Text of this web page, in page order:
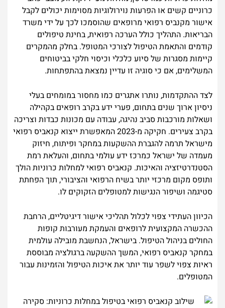
כרוניים קשים או הפרעות נוירולוגיות מסוימות יכולים לקבל
אישור מקנביס רפואי מרופאים שהוסמכו לכך על ידי משרד
הבריאות. התהליך כולל הערכה רפואית, בחינת טיפולים
קודמים והתאמת הטיפול לצורכי המטופל. בחלק מהמקרים
קיימות מסגרות של סיוע כלכלי וכיסוי חלקי בביטוחים
המשלימים, אם כי סוגיה זו עדיין נמצאת בהתפתחות.
לצד ההתקדמות, נותרו אתגרים כמו מחסור במומחים בעלי
ניסיון ארוך שנים בתחום, פערי ידע בקרב רופאים בקהילה
ושאלות מורכבות סביב נהיגה, עבודה עם מכונות כבדות וצריכה
בקרב צעירים. חקיקה מ-2023 המאפשרת ייצוא קנאביס רפואי
מישראל תרמה להגברת ההשקעות במחקר ופיתוח, חיזוק
מעמדה של ישראל כמרכז ידע עולמי בתחום, והעלאת רמת
הסטנדרטיזציה והאיכות. קנאביס רפואי למחלות כרוניות הולך
ותופס מקום מרכזי יותר בשיח הרפואי והציבורי, תוך הפחתת
סטיגמה ושיפור הנגישות למטופלים הזקוקים לו.
הכיוון העתידי צפוי לכלול תהליכי אישור דיגיטליים, הרחבת
ההכשרה המקצועית לרופאים והעמקת מעורבות קופות
החולים בניהול הטיפול. בישראל, הנחשבת מובילה עולמית
במחקר קנאביס רפואי, המשך ההשקעה ברגולציה מבוססת
ראיות צפוי לשפר עוד יותר את איכות הטיפול והזמינות עבור
המטופלים.